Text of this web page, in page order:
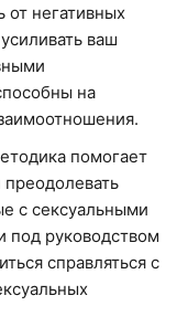
от негативных
ваш
на
помогает
с сексуальными
под руководством
справляться с